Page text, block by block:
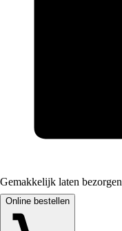
Gemakkelijk laten bezorgen
Online bestellen